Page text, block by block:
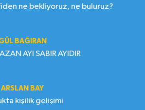
ne bekliyoruz, ne buluruz?
BAĞIRAN
AYI SABIR AYIDIR
ARSLAN BAY
kişilik gelişimi